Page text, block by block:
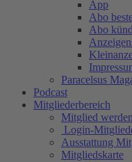
App
Abo
Abo
Paracelsus
Podcast
Mitgliederbereich
Mitglied werden
Login-
Ausstattung
Mitgliedskarte